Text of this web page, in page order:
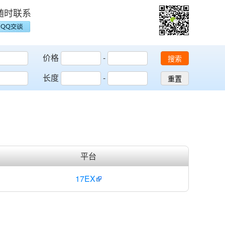
时联系
价格
-
长度
-
搜索
重置
平台
17EX